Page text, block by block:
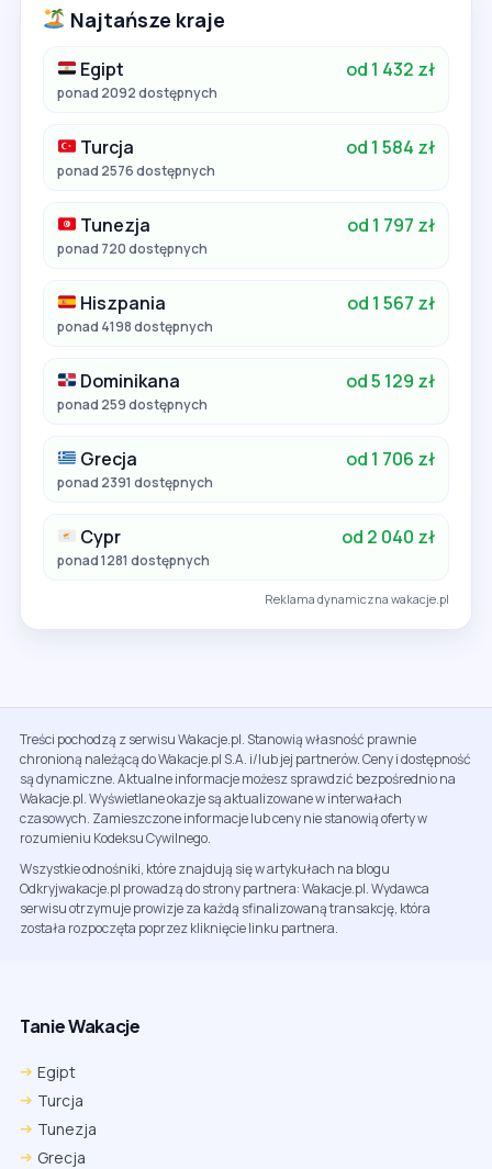
Najtańsze kraje
Egipt od 1 432 zł
ponad 2092 dostępnych
Turcja od 1 584 zł
ponad 2576 dostępnych
Tunezja od 1 797 zł
ponad 720 dostępnych
Hiszpania od 1 567 zł
ponad 4198 dostępnych
Dominikana od 5 129 zł
ponad 259 dostępnych
Grecja od 1 706 zł
ponad 2391 dostępnych
Cypr od 2 040 zł
ponad 1281 dostępnych
Reklama dynamiczna wakacje.pl
Treści pochodzą z serwisu Wakacje.pl. Stanowią własność prawnie
chronioną należącą do Wakacje.pl S.A. i/lub jej partnerów. Ceny i dostępność
są dynamiczne. Aktualne informacje możesz sprawdzić bezpośrednio na
Wakacje.pl. Wyświetlane okazje są aktualizowane w interwałach
czasowych. Zamieszczone informacje lub ceny nie stanowią oferty w
rozumieniu Kodeksu Cywilnego.
Wszystkie odnośniki, które znajdują się w artykułach na blogu
Odkryjwakacje.pl prowadzą do strony partnera: Wakacje.pl. Wydawca
serwisu otrzymuje prowizje za każdą sfinalizowaną transakcję, która
została rozpoczęta poprzez kliknięcie linku partnera.
Tanie Wakacje
Egipt
Turcja
Tunezja
Grecja